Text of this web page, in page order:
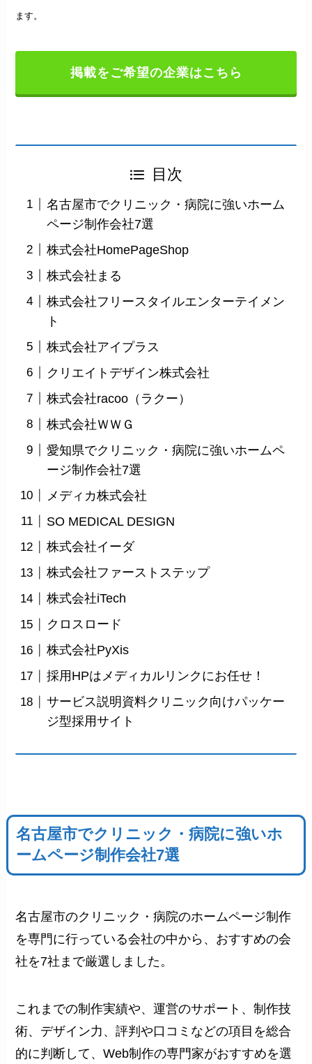
ます。
掲載をご希望の企業はこちら
目次
名古屋市でクリニック・病院に強いホーム
ページ制作会社7選
株式会社HomePageShop
株式会社まる
株式会社フリースタイルエンターテイメン
ト
株式会社アイプラス
クリエイトデザイン株式会社
株式会社racoo（ラクー）
株式会社ＷＷＧ
愛知県でクリニック・病院に強いホームペ
ージ制作会社7選
メディカ株式会社
SO MEDICAL DESIGN
株式会社イーダ
株式会社ファーストステップ
株式会社iTech
クロスロード
株式会社PyXis
採用HPはメディカルリンクにお任せ！
サービス説明資料クリニック向けパッケー
ジ型採用サイト
名古屋市でクリニック・病院に強いホ
ームページ制作会社7選
名古屋市のクリニック・病院のホームページ制作
を専門に行っている会社の中から、おすすめの会
社を7社まで厳選しました。
これまでの制作実績や、運営のサポート、制作技
術、デザイン力、評判や口コミなどの項目を総合
的に判断して、Web制作の専門家がおすすめを選